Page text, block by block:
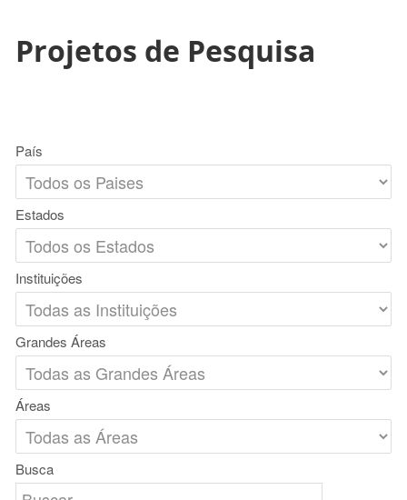
Projetos de Pesquisa
País
Estados
Instituições
Grandes Áreas
Áreas
Busca